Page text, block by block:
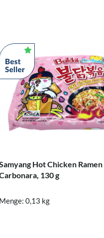
Hot Chicken Ramen
130 g
Menge: 0,13 kg